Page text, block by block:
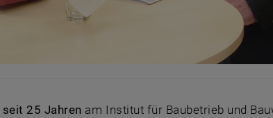
seit 25 Jahren am Institut für Baubetrieb und